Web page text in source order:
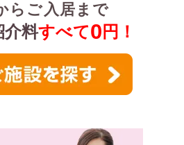
らご入居まで
介料すべて0 円！